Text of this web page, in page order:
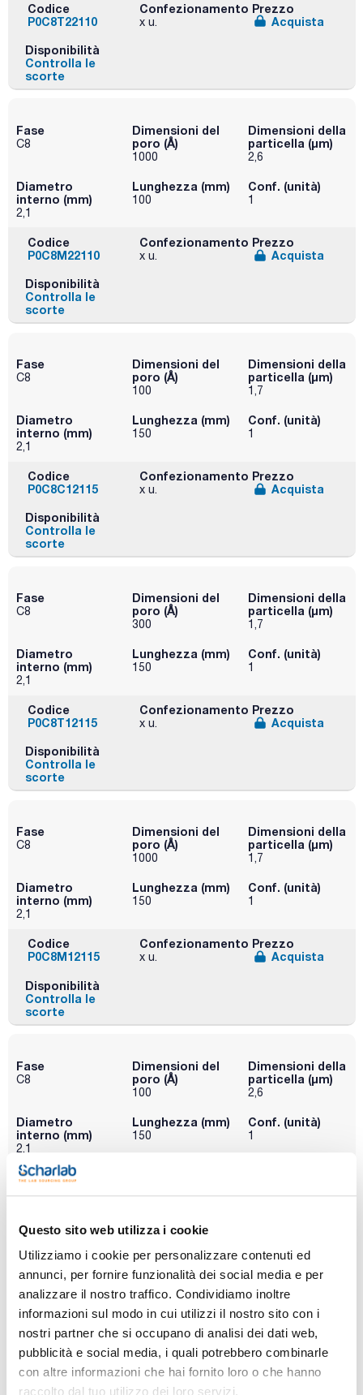
Questo sito web utilizza i cookie
Utilizziamo i cookie per personalizzare contenuti ed
annunci, per fornire funzionalità dei social media e per
analizzare il nostro traffico. Condividiamo inoltre
informazioni sul modo in cui utilizzi il nostro sito con i
nostri partner che si occupano di analisi dei dati web,
pubblicità e social media, i quali potrebbero combinarle
con altre informazioni che hai fornito loro o che hanno
raccolto dal tuo utilizzo dei loro servizi.
Codice
P0C8T22110
Confezionamento
x u.
Prezzo
Acquista
Disponibilità
Controlla le
scorte
Fase
C8
Dimensioni del
poro (Å)
1000
Dimensioni della
particella (μm)
2,6
Diametro
interno (mm)
2,1
Lunghezza (mm)
100
Conf. (unità)
1
Codice
P0C8M22110
Confezionamento
x u.
Prezzo
Acquista
Disponibilità
Controlla le
scorte
Fase
C8
Dimensioni del
poro (Å)
100
Dimensioni della
particella (μm)
1,7
Diametro
interno (mm)
2,1
Lunghezza (mm)
150
Conf. (unità)
1
Codice
P0C8C12115
Confezionamento
x u.
Prezzo
Acquista
Disponibilità
Controlla le
scorte
Fase
C8
Dimensioni del
poro (Å)
300
Dimensioni della
particella (μm)
1,7
Diametro
interno (mm)
2,1
Lunghezza (mm)
150
Conf. (unità)
1
Codice
P0C8T12115
Confezionamento
x u.
Prezzo
Acquista
Disponibilità
Controlla le
scorte
Fase
C8
Dimensioni del
poro (Å)
1000
Dimensioni della
particella (μm)
1,7
Diametro
interno (mm)
2,1
Lunghezza (mm)
150
Conf. (unità)
1
Codice
P0C8M12115
Confezionamento
x u.
Prezzo
Acquista
Disponibilità
Controlla le
scorte
Fase
C8
Dimensioni del
poro (Å)
100
Dimensioni della
particella (μm)
2,6
Diametro
interno (mm)
2,1
Lunghezza (mm)
150
Conf. (unità)
1
Codice
Controlla le
Fase
C8
Dimensioni del
poro (Å)
Dimensioni della
particella (μm)
2,6
Diametro
interno (mm)
Lunghezza (mm)
150
Conf. (unità)
1